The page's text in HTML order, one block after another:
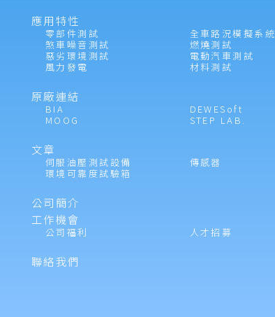
應用特性
零部件測試 全車路況模擬系統
煞車噪音測試
燃燒測試
惡劣環境測試
電動汽車測試
風力發電
材料測試
原廠連結
BIA DEWESoft
MOOG
STEP LAB.
文章
伺服油壓測試設備 傳感器
環境可靠度試驗箱
公司簡介
工作機會
公司福利 人才招募
聯絡我們